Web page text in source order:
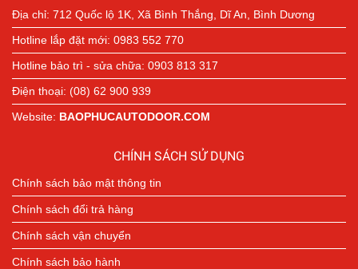
Địa chỉ: 712 Quốc lộ 1K, Xã Bình Thắng, Dĩ An, Bình Dương
Hotline lắp đặt mới: 0983 552 770
Hotline bảo trì - sửa chữa: 0903 813 317
Điện thoại: (08) 62 900 939
Website: BAOPHUCAUTODOOR.COM
CHÍNH SÁCH SỬ DỤNG
Chính sách bảo mật thông tin
Chính sách đổi trả hàng
Chính sách vận chuyển
Chính sách bảo hành